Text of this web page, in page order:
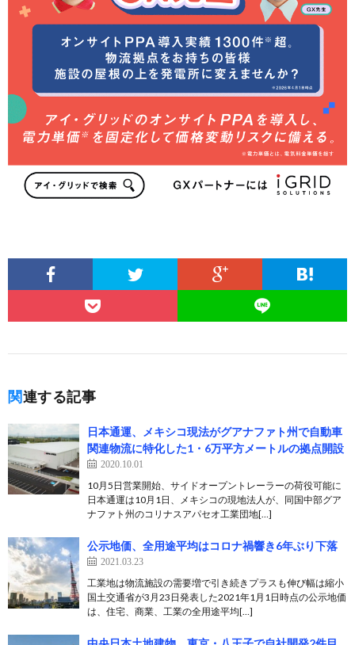
関連する記事
日本通運、メキシコ現法がグアナファト州で自動車
関連物流に特化した1・6万平方メートルの拠点開設
2020.10.01
10月5日営業開始、サイドオープントレーラーの荷役可能に
日本通運は10月1日、メキシコの現地法人が、同国中部グア
ナファト州のコリナスアパセオ工業団地[…]
公示地価、全用途平均はコロナ禍響き6年ぶり下落
2021.03.23
工業地は物流施設の需要増で引き続きプラスも伸び幅は縮小
国土交通省が3月23日発表した2021年1月1日時点の公示地価
は、住宅、商業、工業の全用途平均[…]